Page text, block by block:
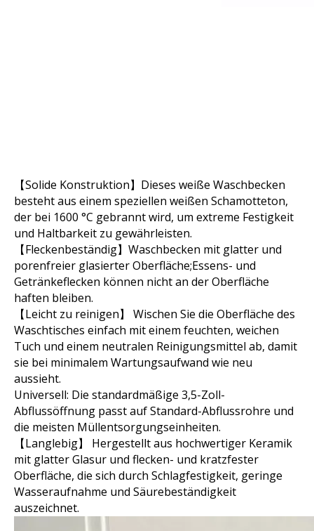
【Solide Konstruktion】Dieses weiße Waschbecken
besteht aus einem speziellen weißen Schamotteton,
der bei 1600 °C gebrannt wird, um extreme Festigkeit
und Haltbarkeit zu gewährleisten.
【Fleckenbeständig】Waschbecken mit glatter und
porenfreier glasierter Oberfläche;Essens- und
Getränkeflecken können nicht an der Oberfläche
haften bleiben.
【Leicht zu reinigen】 Wischen Sie die Oberfläche des
Waschtisches einfach mit einem feuchten, weichen
Tuch und einem neutralen Reinigungsmittel ab, damit
sie bei minimalem Wartungsaufwand wie neu
aussieht.
Universell: Die standardmäßige 3,5-Zoll-
Abflussöffnung passt auf Standard-Abflussrohre und
die meisten Müllentsorgungseinheiten.
【Langlebig】 Hergestellt aus hochwertiger Keramik
mit glatter Glasur und flecken- und kratzfester
Oberfläche, die sich durch Schlagfestigkeit, geringe
Wasseraufnahme und Säurebeständigkeit
auszeichnet.